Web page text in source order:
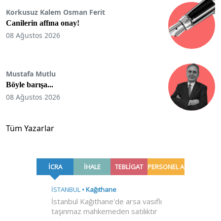
Korkusuz Kalem Osman Ferit
Canilerin affına onay!
08 Ağustos 2026
Mustafa Mutlu
Böyle barışa...
08 Ağustos 2026
Tüm Yazarlar